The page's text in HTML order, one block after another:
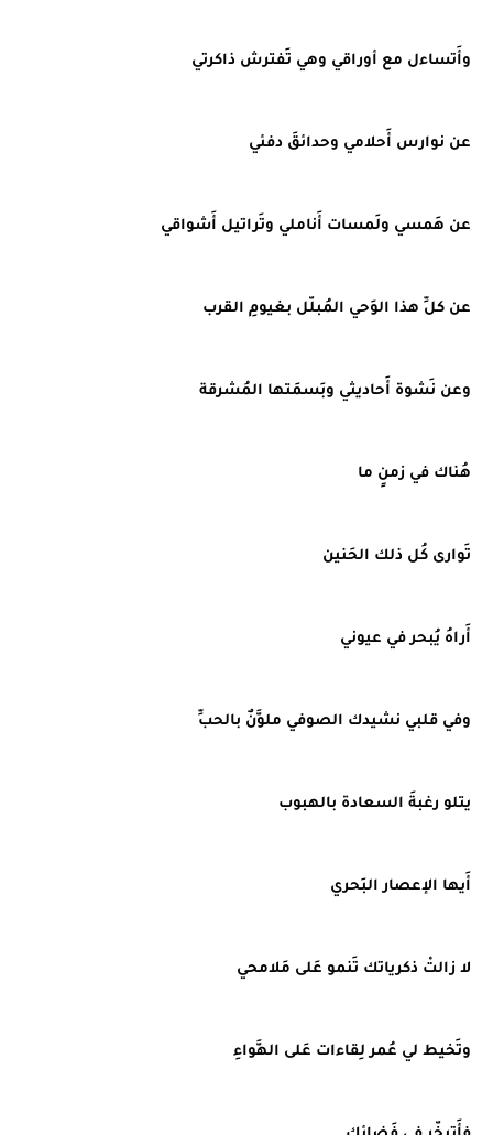
وأَتساءل مع أوراقي وهي تَفترش ذاكرتي
عن نوارس أَحلامي وحدائقَ دفئي
عن هَمسي ولَمسات أَناملي وتَراتيل أَشواقي
عن كلِّ هذا الوَحي المُبلّل بغيومِ القرب
وعن نَشوة أَحاديثي وبَسمَتها المُشرقة
هُناك في زمنٍ ما
تَوارى كُل ذلك الحَنين
أَراهُ يُبحر في عيوني
وفي قلبي نشيدك الصوفي ملوَّنٌ بالحبِّ
يتلو رغبةَ السعادة بالهبوب
أَيها الإعصار البَحري
لا زالتْ ذكرياتك تَنمو عَلى مَلامحي
وتَخيط لي عُمر لِقاءات عَلى الهَّواءِ